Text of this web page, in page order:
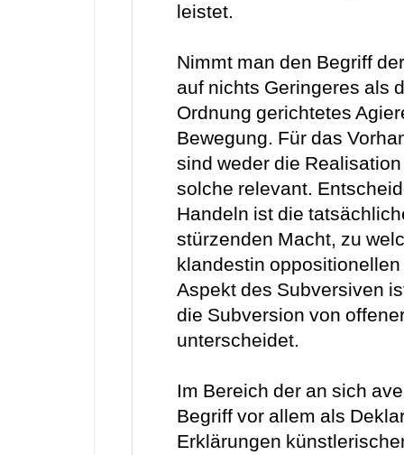
leistet.
Nimmt man den Begriff
auf nichts Geringeres als
Ordnung gerichtetes
Bewegung. Für das
sind weder die
solche relevant.
Handeln ist die
stürzenden Macht, zu
klandestin
Aspekt des Subversiven
die Subversion von
unterscheidet.
Im Bereich der an sich
Begriff vor allem als
Erklärungen